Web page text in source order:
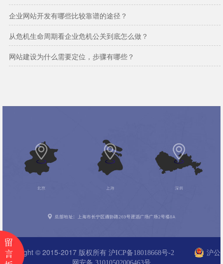
企业网站开发有哪些比较靠谱的途径？
从危机生命周期看企业危机公关到底怎么做？
网站建设为什么需要定位，步骤有哪些？
Copyright © 2015-2017 版权所有 沪ICP备18018668号-2
沪公